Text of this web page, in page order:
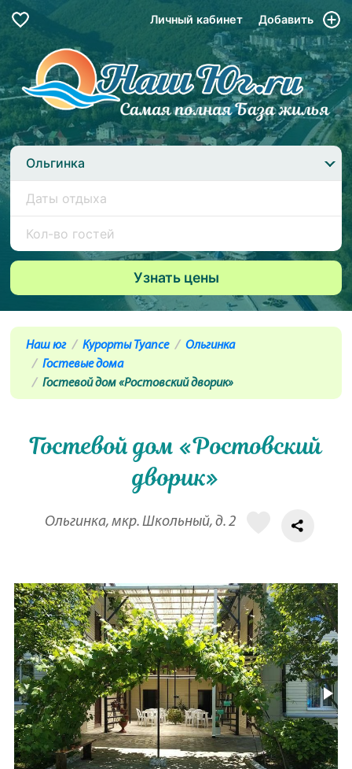
Личный кабинет Добавить
Ольгинка
Наш юг Курорты Туапсе
Ольгинка
Гостевые дома
Гостевой дом «Ростовский дворик»
Гостевой дом «Ростовский
дворик»
Ольгинка, мкр. Школьный, д. 2